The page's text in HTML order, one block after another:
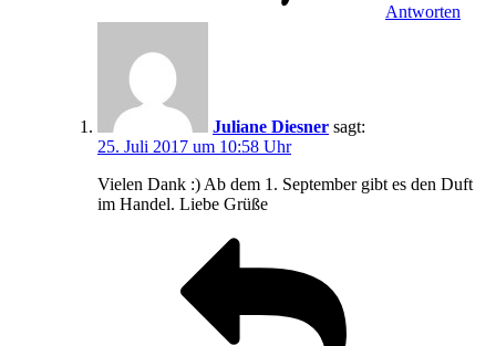
Antworten
Juliane Diesner sagt:
25. Juli 2017 um 10:58 Uhr
Vielen Dank :) Ab dem 1. September gibt es den Duft
im Handel. Liebe Grüße